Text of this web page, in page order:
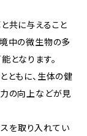
共に与えること
中の微生物の多
となります。
ともに、生体の健
の向上などが見
スを取り入れてい